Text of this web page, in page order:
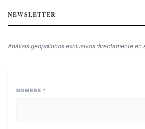
NEWSLETTER
Análisis geopolíticos exclusivos directamente en
NOMBRE *